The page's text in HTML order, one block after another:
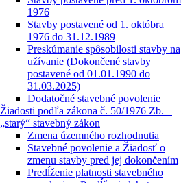
1976
Stavby postavené od 1. októbra
1976 do 31.12.1989
Preskúmanie spôsobilosti stavby na
užívanie (Dokončené stavby
postavené od 01.01.1990 do
31.03.2025)
Dodatočné stavebné povolenie
Žiadosti podľa zákona č. 50/1976 Zb. –
„starý“ stavebný zákon
Zmena územného rozhodnutia
Stavebné povolenie a Žiadosť o
zmenu stavby pred jej dokončením
Predĺženie platnosti stavebného